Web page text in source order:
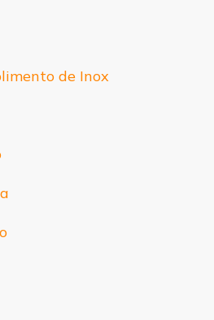
de Inox